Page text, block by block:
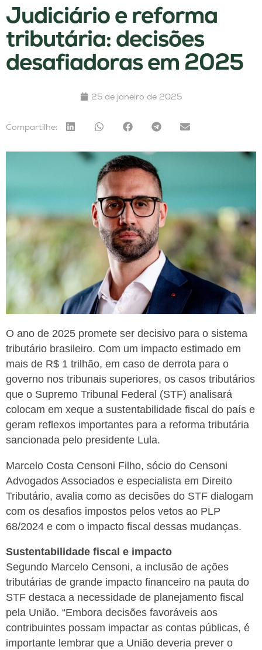
Judiciário e reforma
tributária: decisões
desafiadoras em 2025
25 de janeiro de 2025
Compartilhe:
O ano de 2025 promete ser decisivo para o sistema
tributário brasileiro. Com um impacto estimado em
mais de R$ 1 trilhão, em caso de derrota para o
governo nos tribunais superiores, os casos tributários
que o Supremo Tribunal Federal (STF) analisará
colocam em xeque a sustentabilidade fiscal do país e
geram reflexos importantes para a reforma tributária
sancionada pelo presidente Lula.
Marcelo Costa Censoni Filho, sócio do Censoni
Advogados Associados e especialista em Direito
Tributário, avalia como as decisões do STF dialogam
com os desafios impostos pelos vetos ao PLP
68/2024 e com o impacto fiscal dessas mudanças.
Sustentabilidade fiscal e impacto
Segundo Marcelo Censoni, a inclusão de ações
tributárias de grande impacto financeiro na pauta do
STF destaca a necessidade de planejamento fiscal
pela União. “Embora decisões favoráveis aos
contribuintes possam impactar as contas públicas, é
importante lembrar que a União deveria prever o